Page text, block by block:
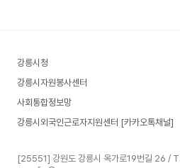
강릉시청
강릉시자원봉사센터
사회통합정보망
강릉시외국인근로자지원센터 [카카오톡채널]
[25551] 강원도 강릉시 옥가로19번길 26